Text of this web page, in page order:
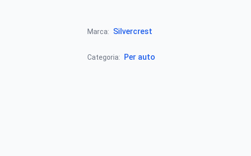
Marca: Silvercrest
Categoria: Per auto